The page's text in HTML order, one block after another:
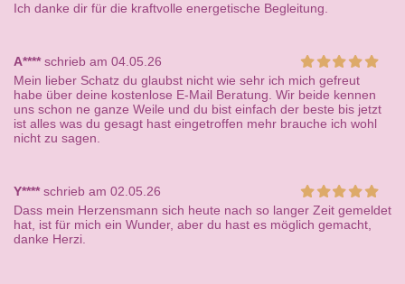
Ich danke dir für die kraftvolle energetische Begleitung.
A****schrieb am 04.05.26
Mein lieber Schatz du glaubst nicht wie sehr ich mich gefreut
habe über deine kostenlose E-Mail Beratung. Wir beide kennen
uns schon ne ganze Weile und du bist einfach der beste bis jetzt
ist alles was du gesagt hast eingetroffen mehr brauche ich wohl
nicht zu sagen.
Y****schrieb am 02.05.26
Dass mein Herzensmann sich heute nach so langer Zeit gemeldet
hat, ist für mich ein Wunder, aber du hast es möglich gemacht,
danke Herzi.